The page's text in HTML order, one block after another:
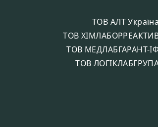
ТОВ АЛТ
ТОВ
ТОВ МЕДЛАБГАРАНТ-
ТОВ